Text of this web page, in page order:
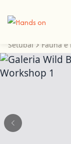
Setúbal Fauna e